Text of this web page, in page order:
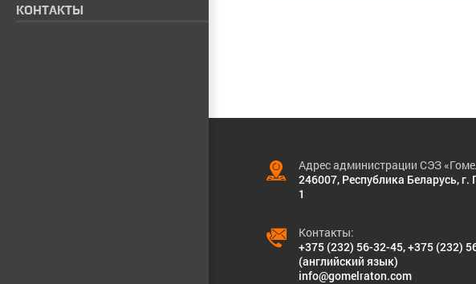
КОНТАКТЫ
Адрес администрации СЭЗ
246007, Республика Беларусь,
1
Контакты:
+375 (232) 56-32-45,+375 (232)
(английский язык)
info@gomelraton.com